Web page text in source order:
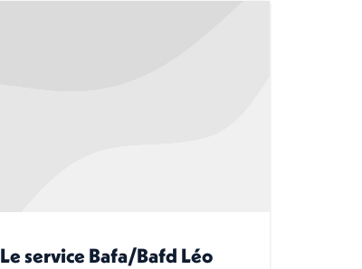
Le service Bafa/Bafd Léo